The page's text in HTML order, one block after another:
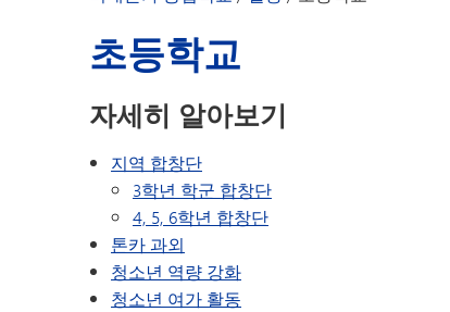
초등학교
자세히 알아보기
지역 합창단
3학년 학군 합창단
4, 5, 6학년 합창단
톤카 과외
청소년 역량 강화
청소년 여가 활동